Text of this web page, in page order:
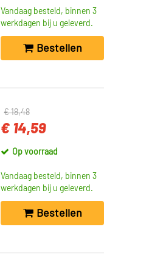
Vandaag besteld, binnen 3
werkdagen bij u geleverd.
Bestellen
€ 18,48
€ 14,59
Op voorraad
Vandaag besteld, binnen 3
werkdagen bij u geleverd.
Bestellen